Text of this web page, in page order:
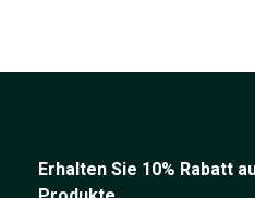
Erhalten Sie 10% Rabatt